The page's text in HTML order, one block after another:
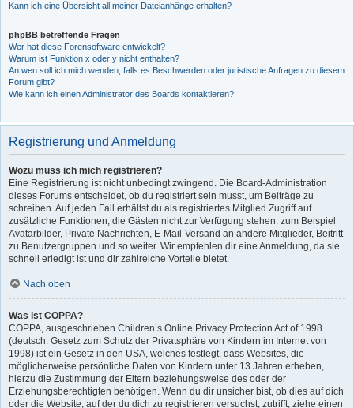
Kann ich eine Übersicht all meiner Dateianhänge erhalten?
phpBB betreffende Fragen
Wer hat diese Forensoftware entwickelt?
Warum ist Funktion x oder y nicht enthalten?
An wen soll ich mich wenden, falls es Beschwerden oder juristische Anfragen zu diesem
Forum gibt?
Wie kann ich einen Administrator des Boards kontaktieren?
Registrierung und Anmeldung
Wozu muss ich mich registrieren?
Eine Registrierung ist nicht unbedingt zwingend. Die Board-Administration
dieses Forums entscheidet, ob du registriert sein musst, um Beiträge zu
schreiben. Auf jeden Fall erhältst du als registriertes Mitglied Zugriff auf
zusätzliche Funktionen, die Gästen nicht zur Verfügung stehen: zum Beispiel
Avatarbilder, Private Nachrichten, E-Mail-Versand an andere Mitglieder, Beitritt
zu Benutzergruppen und so weiter. Wir empfehlen dir eine Anmeldung, da sie
schnell erledigt ist und dir zahlreiche Vorteile bietet.
Nach oben
Was ist COPPA?
COPPA, ausgeschrieben Children’s Online Privacy Protection Act of 1998
(deutsch: Gesetz zum Schutz der Privatsphäre von Kindern im Internet von
1998) ist ein Gesetz in den USA, welches festlegt, dass Websites, die
möglicherweise persönliche Daten von Kindern unter 13 Jahren erheben,
hierzu die Zustimmung der Eltern beziehungsweise des oder der
Erziehungsberechtigten benötigen. Wenn du dir unsicher bist, ob dies auf dich
oder die Website, auf der du dich zu registrieren versuchst, zutrifft, ziehe einen